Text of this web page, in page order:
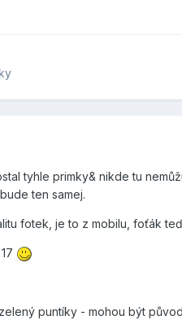
tyhle primky& nikde tu
ten samej.
fotek, je to z mobilu, foťák
puntíky - mohou být